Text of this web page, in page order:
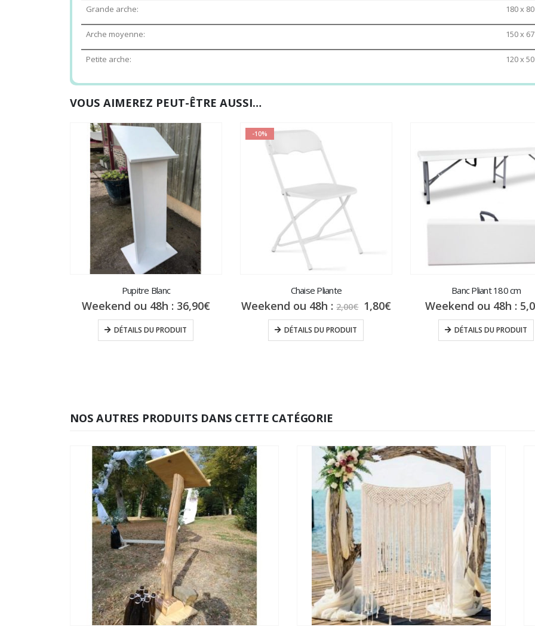
Grande arche: 180 x
Arche moyenne: 150 x
Petite arche: 120 x
VOUS AIMEREZ PEUT-ÊTRE AUSSI…
Pupitre Blanc
Weekend ou 48h : 36,90€
DÉTAILS DU PRODUIT
-10%
Chaise Pliante
Weekend ou 48h :2,00€ Le
prix
était :
1,80€Le
DÉTAILS DU PRODUIT
Banc Pliant 180 cm
Weekend ou 48h :
DÉTAILS DU PRODUIT
NOS AUTRES PRODUITS DANS CETTE CATÉGORIE